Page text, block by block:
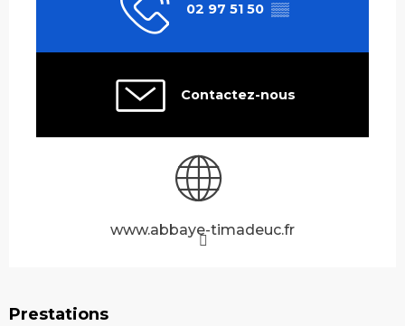
02 97 51 50 ▒▒
Contactez-nous
www.abbaye-timadeuc.fr
Prestations